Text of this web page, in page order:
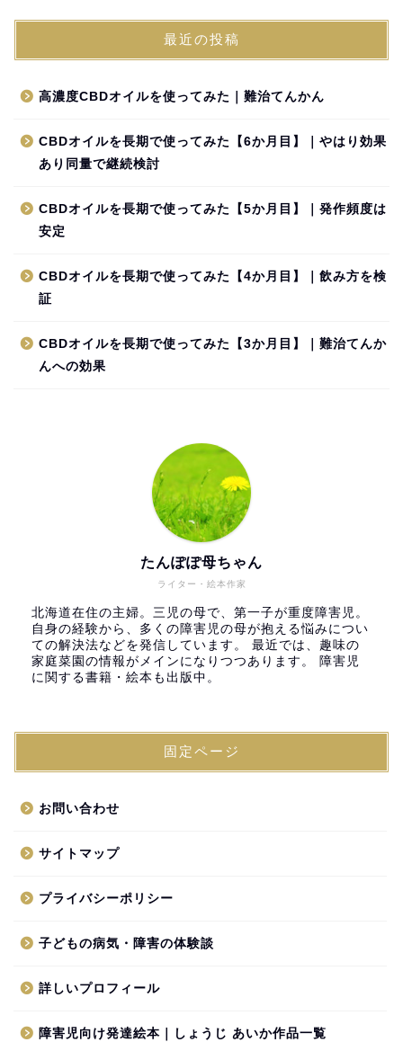
最近の投稿
高濃度CBDオイルを使ってみた｜難治てんかん
CBDオイルを長期で使ってみた【6か月目】｜やはり効果
あり同量で継続検討
CBDオイルを長期で使ってみた【5か月目】｜発作頻度は
安定
CBDオイルを長期で使ってみた【4か月目】｜飲み方を検
証
CBDオイルを長期で使ってみた【3か月目】｜難治てんか
んへの効果
ライター・絵本作家
たんぽぽ母ちゃん
北海道在住の主婦。三児の母で、第一子が重度障害児。
自身の経験から、多くの障害児の母が抱える悩みについ
ての解決法などを発信しています。 最近では、趣味の
家庭菜園の情報がメインになりつつあります。 障害児
に関する書籍・絵本も出版中。
固定ページ
お問い合わせ
サイトマップ
プライバシーポリシー
子どもの病気・障害の体験談
詳しいプロフィール
障害児向け発達絵本｜しょうじ あいか作品一覧